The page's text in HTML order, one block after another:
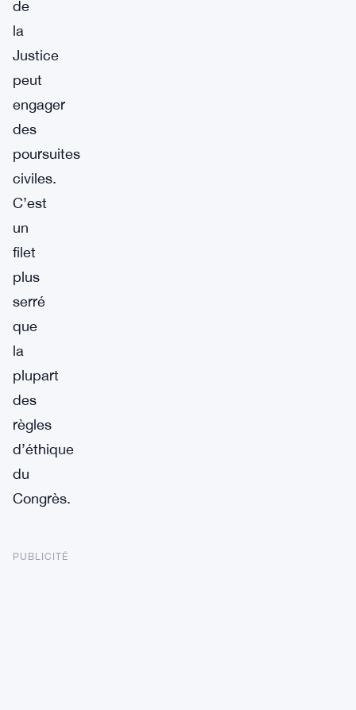
de
la
Justice
peut
engager
des
poursuites
civiles.
C’est
un
filet
plus
serré
que
la
plupart
des
règles
d’éthique
du
Congrès.
PUBLICITÉ